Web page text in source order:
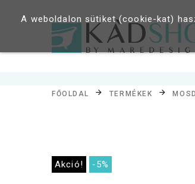
FŐOLDAL TERMÉKEK
Akció! -5%
A weboldalon sütiket (cookie-kat)